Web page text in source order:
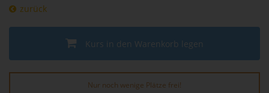
zurück
Kurs in den Warenkorb legen
Nur noch wenige Plätze frei!